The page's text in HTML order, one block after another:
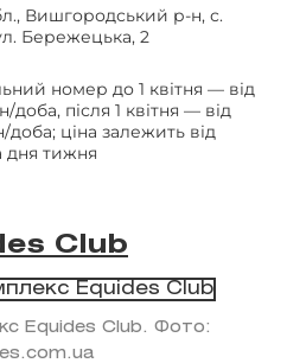
Вишгородський р-н, с.
Бережецька, 2
номер до 1 квітня — від
після 1 квітня — від
доба; ціна залежить від
дня тижня
Club
Equides Club. Фото: